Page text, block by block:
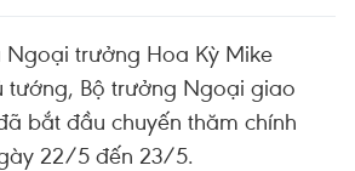
trưởng Hoa Kỳ Mike
tướng, Bộ trưởng Ngoại giao
bắt đầu chuyến thăm chính
22/5 đến 23/5.